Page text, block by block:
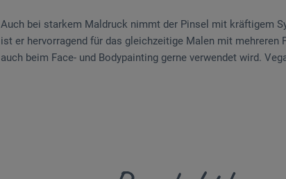
Auch bei starkem Maldruck nimmt der Pinsel mit kräftigem
ist er hervorragend für das gleichzeitige Malen mit mehreren
auch beim Face- und Bodypainting gerne verwendet wird.